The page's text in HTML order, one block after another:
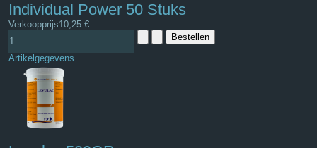
Individual Power 50 Stuks
Verkoopprijs10,25 €
Artikelgegevens